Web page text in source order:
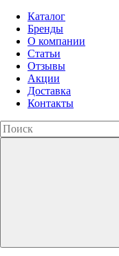
Каталог
Бренды
О компании
Статьи
Отзывы
Акции
Доставка
Контакты